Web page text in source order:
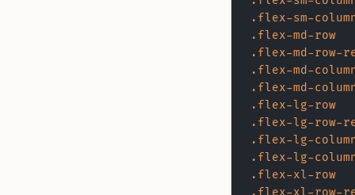
.flex-sm-
.flex-md-row
.flex-md-row-
.flex-md-
.flex-md-
.flex-lg-row
.flex-lg-row-
.flex-lg-
.flex-lg-
.flex-xl-row
.flex-xl-row-